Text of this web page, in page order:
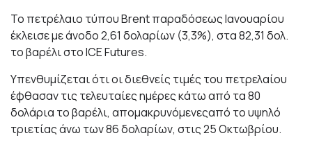
Το πετρέλαιο τύπου Brent παραδόσεως Ιανουαρίου
έκλεισε με άνοδο 2,61 δολαρίων (3,3%), στα 82,31 δολ.
το βαρέλι στο ICE Futures.
Υπενθυμίζεται ότι οι διεθνείς τιμές του πετρελαίου
έφθασαν τις τελευταίες ημέρες κάτω από τα 80
δολάρια το βαρέλι, απομακρυνόμενεςαπό το υψηλό
τριετίας άνω των 86 δολαρίων, στις 25 Οκτωβρίου.